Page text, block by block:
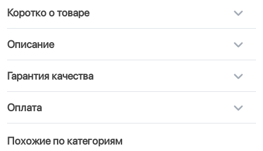
Коротко о товаре
Описание
Гарантия качества
Оплата
Похожие по категориям